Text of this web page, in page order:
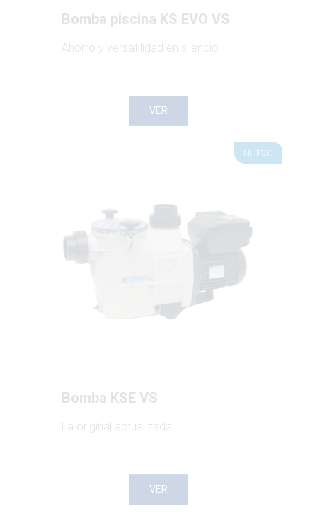
Bomba piscina KS EVO VS
Ahorro y versatilidad en silencio
VER
NUEVO
Bomba KSE VS
La original actualizada
VER